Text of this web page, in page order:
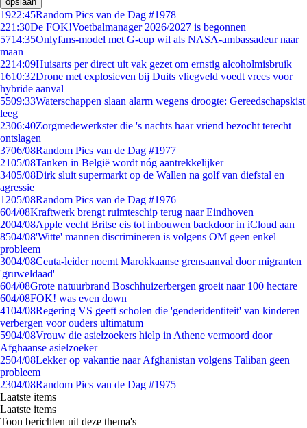
1922:45Random Pics van de Dag #1978
221:30De FOK!Voetbalmanager 2026/2027 is begonnen
5714:35Onlyfans-model met G-cup wil als NASA-ambassadeur naar
maan
2214:09Huisarts per direct uit vak gezet om ernstig alcoholmisbruik
1610:32Drone met explosieven bij Duits vliegveld voedt vrees voor
hybride aanval
5509:33Waterschappen slaan alarm wegens droogte: Gereedschapskist
leeg
2306:40Zorgmedewerkster die 's nachts haar vriend bezocht terecht
ontslagen
3706/08Random Pics van de Dag #1977
2105/08Tanken in België wordt nóg aantrekkelijker
3405/08Dirk sluit supermarkt op de Wallen na golf van diefstal en
agressie
1205/08Random Pics van de Dag #1976
604/08Kraftwerk brengt ruimteschip terug naar Eindhoven
2004/08Apple vecht Britse eis tot inbouwen backdoor in iCloud aan
8504/08'Witte' mannen discrimineren is volgens OM geen enkel
probleem
3004/08Ceuta-leider noemt Marokkaanse grensaanval door migranten
'gruweldaad'
604/08Grote natuurbrand Boschhuizerbergen groeit naar 100 hectare
604/08FOK! was even down
4104/08Regering VS geeft scholen die 'genderidentiteit' van kinderen
verbergen voor ouders ultimatum
5904/08Vrouw die asielzoekers hielp in Athene vermoord door
Afghaanse asielzoeker
2504/08Lekker op vakantie naar Afghanistan volgens Taliban geen
probleem
2304/08Random Pics van de Dag #1975
Laatste items
Laatste items
Toon berichten uit deze thema's